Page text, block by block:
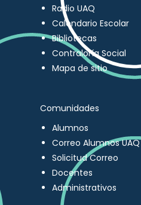
Radio UAQ
Calendario Escolar
Bibliotecas
Contraloría Social
Mapa de sitio
Comunidades
Alumnos
Correo Alumnos UAQ
Solicitud Correo
Docentes
Administrativos